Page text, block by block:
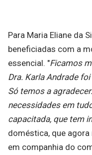
Para Maria Eliane da
beneficiadas com a
essencial. "Ficamos
Dra. Karla Andrade
Só temos a
necessidades em
capacitada, que tem
doméstica, que
em companhia do